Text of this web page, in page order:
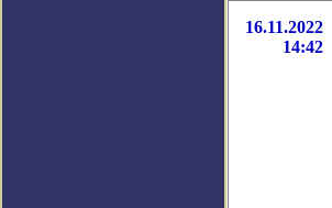
16.11.2022
14:42